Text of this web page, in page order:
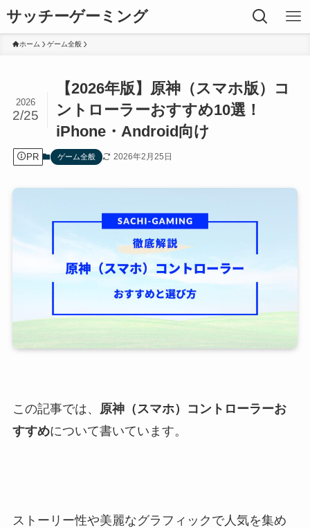
サッチーゲーミング
ホーム ゲーム全般
【2026年版】原神（スマホ版）コ
ントローラーおすすめ10選！
iPhone・Android向け
2026
2/25
PR ゲーム全般 2026年2月25日
この記事では、 原神（スマホ）コントローラーお
すすめについて書いています。
ストーリー性や美麗なグラフィックで人気を集め